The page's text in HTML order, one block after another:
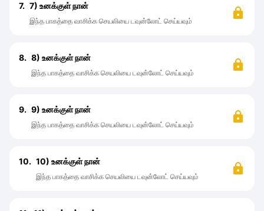
7. 7) உனக்குள் நான்
இந்த பாகத்தை வாசிக்க செயலியை டவுன்லோட் செய்யவும்
8. 8) உனக்குள் நான்
இந்த பாகத்தை வாசிக்க செயலியை டவுன்லோட் செய்யவும்
9. 9) உனக்குள் நான்
இந்த பாகத்தை வாசிக்க செயலியை டவுன்லோட் செய்யவும்
10. 10) உனக்குள் நான்
இந்த பாகத்தை வாசிக்க செயலியை டவுன்லோட் செய்யவும்